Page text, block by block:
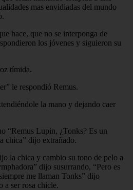
mas envidiadas del mundo
hace, que no se interponga de
los jóvenes y siguieron su
tímida.
le respondió Remus.
la mano y dejando caer
“Remus Lupin, ¿Tonks? Es un
chica” dijo extrañado.
la chica y cambio su tono de pelo a
dijo susurrando, “Pero es
me llaman Tonks” dijo
a ser rosa chicle.